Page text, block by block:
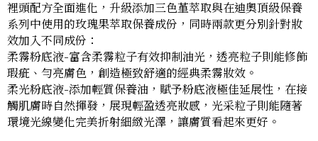
裡頭配方全面進化，升級添加三色堇萃取與在迪奧頂級保養
系列中使用的玫瑰果萃取保養成份，同時兩款更分別針對妝
效加入不同成份：
柔霧粉底液-富含柔霧粒子有效抑制油光，透亮粒子則能修飾
瑕疵、勻亮膚色，創造極致舒適的經典柔霧妝效。
柔光粉底液-添加輕質保養油，賦予粉底液極佳延展性，在接
觸肌膚時自然揮發，展現輕盈透亮妝感，光采粒子則能隨著
環境光線變化完美折射細緻光澤，讓膚質看起來更好。